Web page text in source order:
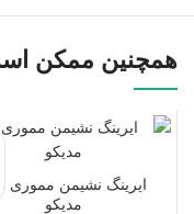
همچنین ممکن
ایرینگ نشیمن مموری
مدیکو